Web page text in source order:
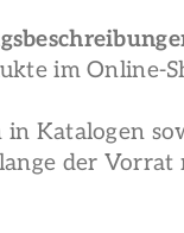
im Online-
in Katalogen
der